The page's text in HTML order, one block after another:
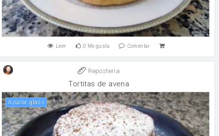
Leer 0 Me gusta Comentar
Reposteria
Tortitas de avena
Azúcar glass